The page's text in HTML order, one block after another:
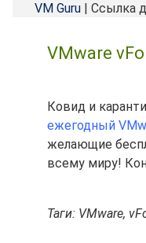
VM Guru | Ссылка
VMware
Ковид и
ежегодный
желающие
всему миру!
Таги: VMware,